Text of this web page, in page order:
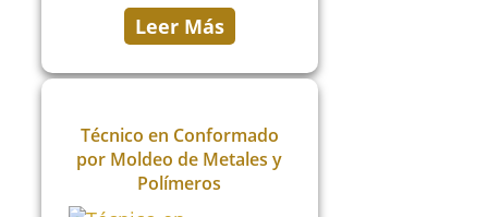
Leer Más
Técnico en Conformado
por Moldeo de Metales y
Polímeros